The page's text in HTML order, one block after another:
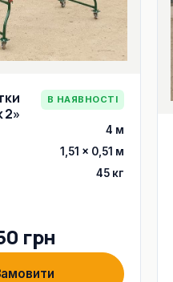
2»
В НАЯВНОСТІ
4 м
1,51 × 0,51 м
45 кг
грн